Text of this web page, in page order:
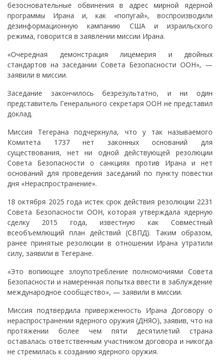
безосновательные обвинения в адрес мирной ядерной
программы Ирана и, как «попугай», воспроизводили
дезинформационную кампанию США и израильского
режима, говорится в заявлении миссии Ирана.
«Очередная демонстрация лицемерия и двойных
стандартов на заседании Совета Безопасности ООН», —
заявили в миссии.
Заседание закончилось безрезультатно, и ни один
представитель Генерального секретаря ООН не представил
доклад.
Миссия Тегерана подчеркнула, что у так называемого
Комитета 1737 нет законных оснований для
существования, нет ни одной действующей резолюции
Совета Безопасности о санкциях против Ирана и нет
оснований для проведения заседаний по пункту повестки
дня «Нераспространение».
18 октября 2025 года истек срок действия резолюции 2231
Совета Безопасности ООН, которая утверждала ядерную
сделку 2015 года, известную как Совместный
всеобъемлющий план действий (СВПД). Таким образом,
ранее принятые резолюции в отношении Ирана утратили
силу, заявили в Тегеране.
«Это вопиющее злоупотребление полномочиями Совета
Безопасности и намеренная попытка ввести в заблуждение
международное сообщество», — заявили в миссии.
Миссия подтвердила приверженность Ирана Договору о
нераспространении ядерного оружия (ДНЯО), заявив, что на
протяжении более чем пяти десятилетий страна
оставалась ответственным участником договора и никогда
не стремилась к созданию ядерного оружия.